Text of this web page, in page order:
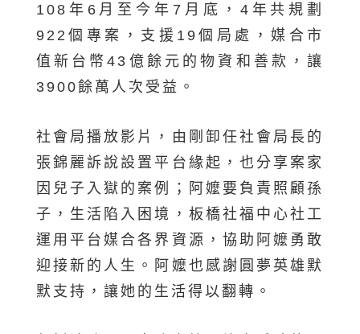
108年6月至今年7月底，4年共規劃
922個專案，支援19個局處，媒合市
值新台幣43億餘元的物資和善款，讓
3900餘萬人次受益。
社會局播放影片，由剛卸任社會局長的
張錦麗訴說設置平台緣起，也分享案家
因兒子入獄的案例；阿嬤要負責照顧孫
子，生活陷入困境，板橋社福中心社工
運用平台媒合各界資源，協助阿嬤勇敢
迎接新的人生。阿嬤也感謝圓夢英雄默
默支持，讓她的生活得以翻轉。